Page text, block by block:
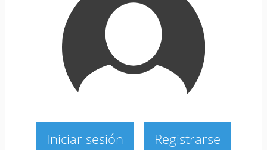
Iniciar sesión Registrarse